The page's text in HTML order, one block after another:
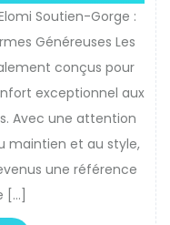
Soutien-Gorge :
Généreuses Les
conçus pour
exceptionnel aux
Avec une attention
maintien et au style,
une référence
[…]